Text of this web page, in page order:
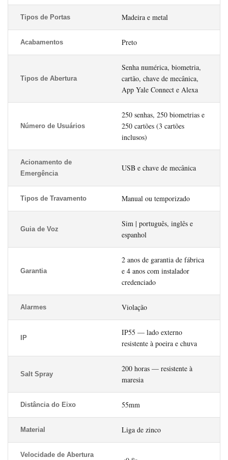
Tipos de Portas Madeira e metal
Acabamentos Preto
Tipos de Abertura
Senha numérica, biometria,
cartão, chave de mecânica,
App Yale Connect e Alexa
Número de Usuários
250 senhas, 250 biometrias e
250 cartões (3 cartões
inclusos)
Acionamento de
Emergência
USB e chave de mecânica
Tipos de Travamento Manual ou temporizado
Guia de Voz
Sim | português, inglês e
espanhol
Garantia
2 anos de garantia de fábrica
e 4 anos com instalador
credenciado
Alarmes Violação
IP
IP55 — lado externo
resistente à poeira e chuva
Salt Spray
200 horas — resistente à
maresia
Distância do Eixo 55mm
Material Liga de zinco
Velocidade de Abertura